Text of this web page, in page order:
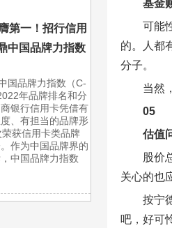
第一！招行信用
中国品牌力指数
国品牌力指数（C-
年品牌排名和分
银行信用卡凭借有
、有担当的品牌形
获信用卡类品牌
作为中国品牌界的
中国品牌力指数
基金
可能
的。人都
分子。
当然
05
估值
股价
关心的也
按宁
吧，好可